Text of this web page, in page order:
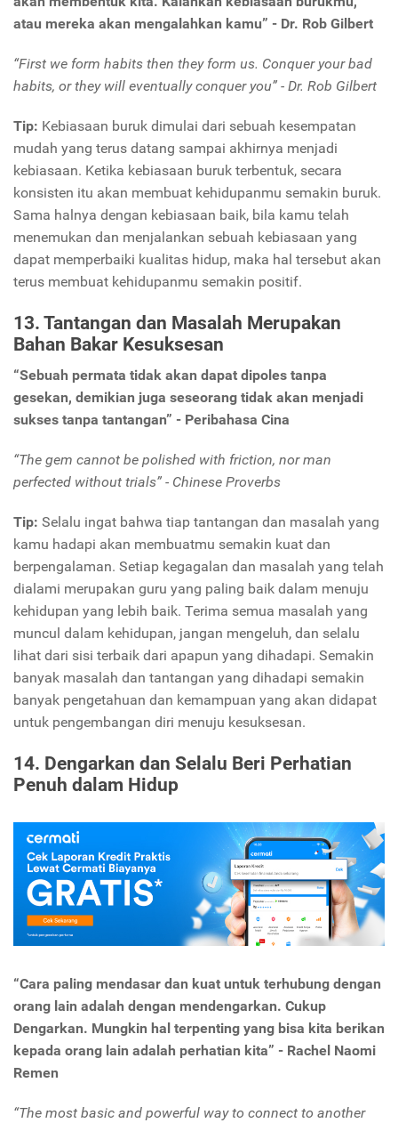
atau mereka akan mengalahkan kamu” - Dr. Rob Gilbert
“First we form habits then they form us. Conquer your bad
habits, or they will eventually conquer you” - Dr. Rob Gilbert
Tip: Kebiasaan buruk dimulai dari sebuah kesempatan
mudah yang terus datang sampai akhirnya menjadi
kebiasaan. Ketika kebiasaan buruk terbentuk, secara
konsisten itu akan membuat kehidupanmu semakin buruk.
Sama halnya dengan kebiasaan baik, bila kamu telah
menemukan dan menjalankan sebuah kebiasaan yang
dapat memperbaiki kualitas hidup, maka hal tersebut akan
terus membuat kehidupanmu semakin positif.
13. Tantangan dan Masalah Merupakan
Bahan Bakar Kesuksesan
“Sebuah permata tidak akan dapat dipoles tanpa
gesekan, demikian juga seseorang tidak akan menjadi
sukses tanpa tantangan” - Peribahasa Cina
“The gem cannot be polished with friction, nor man
perfected without trials” - Chinese Proverbs
Tip: Selalu ingat bahwa tiap tantangan dan masalah yang
kamu hadapi akan membuatmu semakin kuat dan
berpengalaman. Setiap kegagalan dan masalah yang telah
dialami merupakan guru yang paling baik dalam menuju
kehidupan yang lebih baik. Terima semua masalah yang
muncul dalam kehidupan, jangan mengeluh, dan selalu
lihat dari sisi terbaik dari apapun yang dihadapi. Semakin
banyak masalah dan tantangan yang dihadapi semakin
banyak pengetahuan dan kemampuan yang akan didapat
untuk pengembangan diri menuju kesuksesan.
14. Dengarkan dan Selalu Beri Perhatian
Penuh dalam Hidup
“Cara paling mendasar dan kuat untuk terhubung dengan
orang lain adalah dengan mendengarkan. Cukup
Dengarkan. Mungkin hal terpenting yang bisa kita berikan
kepada orang lain adalah perhatian kita” - Rachel Naomi
Remen
“The most basic and powerful way to connect to another